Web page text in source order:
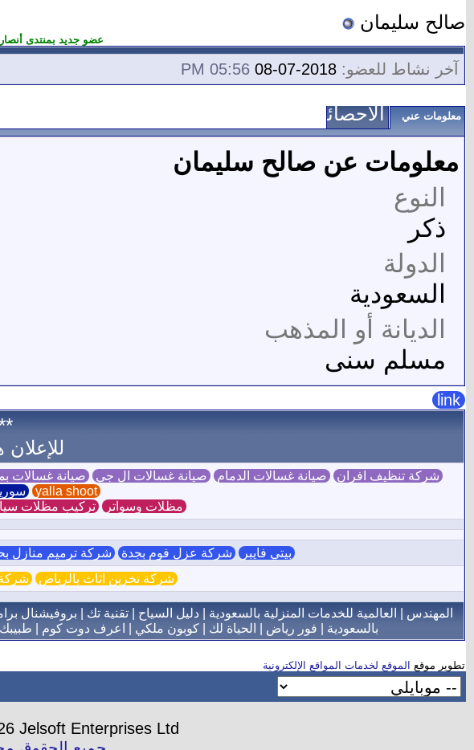
صالح سليمان
عضو جديد بمنتدى
آخر نشاط للعضو: 05:56 PM
معلومات عني الاحصائيات
معلومات عن صالح سليمان
النوع
ذكر
الدولة
السعودية
الديانة أو المذهب
مسلم سنى
link
شركة تنظيف افران صيانة غسالات الدمام صيانة غسالات ال جي صيانة غسالات
yalla shoot
مظلات وسواتر تركيب مظلات
بيتي فايبر شركة عزل فوم بجدة شركة ترميم منازل
شركة تخزين اثاث بالرياض
المهندس العالمية للخدمات المنزلية بالسعودية دليل السياح تقنية تك بروفيشنال
بالسعودية
فور رياض الحياة لك |كوبون ملكي اعرف دوت كوم طبيبك
تطوير موقع الموقع لخدمات المواقع الإلكترونية
Jelsoft Enterprises Ltd